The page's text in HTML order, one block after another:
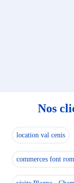
Nos
location val cenis
commerces font